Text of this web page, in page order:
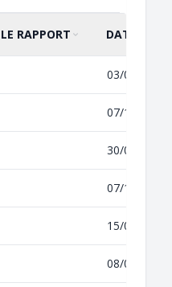
RAPPORT TRIER PAR
DATE DE
CROISSANT
03/02/2025
07/11/2024
30/09/2022
07/10/2021
15/07/2021
08/07/2021